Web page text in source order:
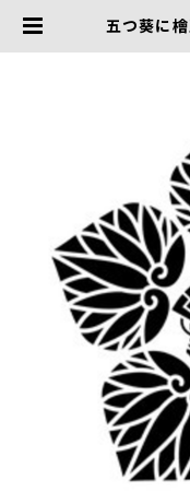
五つ葵に